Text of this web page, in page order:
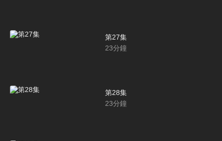
第27集
23分鐘
第28集
23分鐘